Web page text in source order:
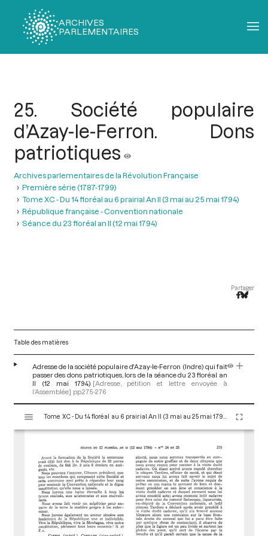
ARCHIVES
PARLEMENTAIRES
25. Société populaire
d’Azay-le-Ferron. Dons
patriotiques
Archives parlementaires de la Révolution Française
Première série (1787-1799)
Tome XC - Du 14 floréal au 6 prairial An II (3 mai au 25 mai 1794)
République française - Convention nationale
Séance du 23 floréal an II (12 mai 1794)
Partager
Table des matières
Adresse de la société populaire d'Azay-le-Ferron (Indre) qui fait
passer des dons patriotiques, lors de la séance du 23 floréal an
II (12 mai 1794) [Adresse, pétition et lettre envoyée à
l’Assemblée] pp.275-276
s